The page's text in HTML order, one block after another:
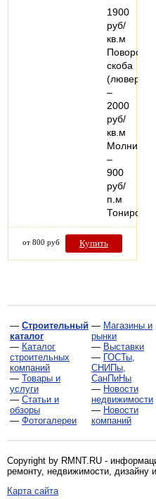
1900
руб/
кв.м
Поворотная
скоба
(люверс)
–
2000
руб/
кв.м
Молния
–
900
руб/
п.м
от 800 руб Купить
— Строительный
каталог
— Каталог
строительных
компаний
— Товары и
услуги
— Статьи и
обзоры
— Фотогалереи
— Магазины и
рынки
— Выставки
— ГОСТы,
СНИПы,
СанПиНы
— Новости
недвижимости
— Новости
компаний
Copyright by RMNT.RU -
ремонту, недвижимости, дизайну
Карта сайта